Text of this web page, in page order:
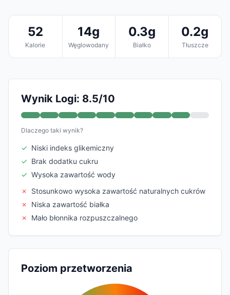
52
Kalorie
14g
Węglowodany
0.3g
Białko
0.2g
Tłuszcze
Wynik Logi: 8.5/10
Dlaczego taki wynik?
✓ Niski indeks glikemiczny
✓ Brak dodatku cukru
✓ Wysoka zawartość wody
✗
Stosunkowo wysoka zawartość naturalnych cukrów
✗
Niska zawartość białka
✗
Mało błonnika rozpuszczalnego
Poziom przetworzenia